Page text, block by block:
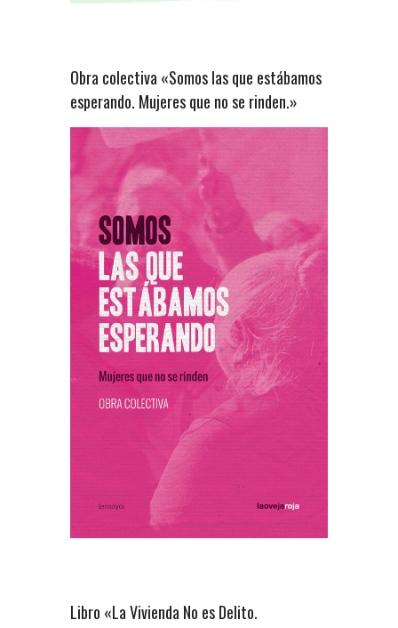
Obra colectiva «Somos las que estábamos
esperando. Mujeres que no se rinden.»
Libro «La Vivienda No es Delito.